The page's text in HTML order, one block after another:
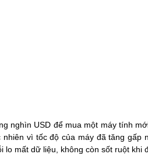
nghìn USD để mua một máy tính
vì tốc độ của máy đã tăng
lo mất dữ liệu, không còn sốt ruột